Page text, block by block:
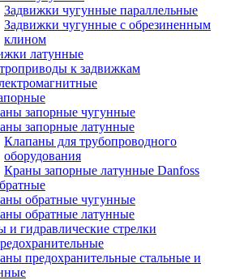
Задвижки чугунные параллельные
Задвижки чугунные с обрезиненным
клином
латунные
к задвижкам
запорные чугунные
запорные латунные
Клапаны для трубопроводного
оборудования
Краны запорные латунные Danfoss
обратные чугунные
обратные латунные
и гидравлические стрелки
предохранительные стальные и